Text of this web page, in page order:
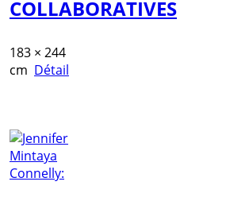
COLLABORATIVES
183 × 244
cm Détail